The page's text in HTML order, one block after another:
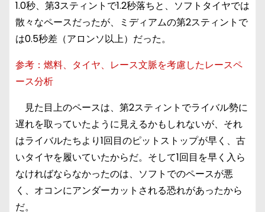
1.0秒、第3スティントで1.2秒落ちと、ソフトタイヤでは
散々なペースだったが、ミディアムの第2スティントで
は0.5秒差（アロンソ以上）だった。
参考：燃料、タイヤ、レース文脈を考慮したレースペ
ース分析
見た目上のペースは、第2スティントでライバル勢に
遅れを取っていたように見えるかもしれないが、それ
はライバルたちより1回目のピットストップが早く、古
いタイヤを履いていたからだ。そして1回目を早く入ら
なければならなかったのは、ソフトでのペースが悪
く、オコンにアンダーカットされる恐れがあったから
だ。